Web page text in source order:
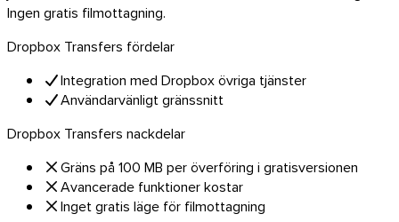
Skicka alla filtyper
Bloggen
Support & FAQ
Tillgängliga språk
Tjänstestatus
Ingen gratis filmottagning.
Dropbox Transfers fördelar
Integration med Dropbox övriga tjänster
Användarvänligt gränssnitt
Dropbox Transfers nackdelar
Gräns på 100 MB per överföring i gratisversionen
Avancerade funktioner kostar
Inget gratis läge för filmottagning